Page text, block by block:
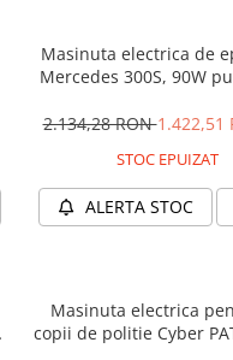
Masinuta electrica de
Mercedes 300S, 90W
2.134,28 RON1.422,51
STOC EPUIZAT
ALERTA STOC
Masinuta electrica
copii de politie Cyber